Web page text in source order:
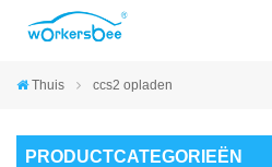
Thuis ccs2 opladen
PRODUCTCATEGORIEËN